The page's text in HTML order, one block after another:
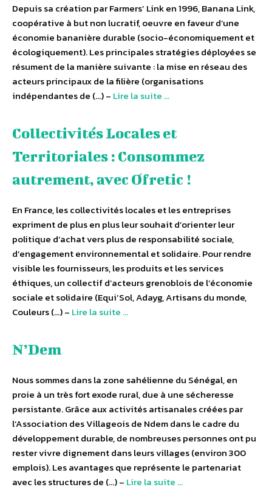
Depuis sa création par Farmers’ Link en 1996, Banana Link,
coopérative à but non lucratif, oeuvre en faveur d’une
économie bananière durable (socio-économiquement et
écologiquement). Les principales stratégies déployées se
résument de la manière suivante : la mise en réseau des
acteurs principaux de la filière (organisations
indépendantes de (…) – Lire la suite …
Collectivités Locales et
Territoriales : Consommez
autrement, avec Ofretic !
En France, les collectivités locales et les entreprises
expriment de plus en plus leur souhait d’orienter leur
politique d’achat vers plus de responsabilité sociale,
d’engagement environnemental et solidaire. Pour rendre
visible les fournisseurs, les produits et les services
éthiques, un collectif d’acteurs grenoblois de l’économie
sociale et solidaire (Equi’Sol, Adayg, Artisans du monde,
Couleurs (…) – Lire la suite …
N’Dem
Nous sommes dans la zone sahélienne du Sénégal, en
proie à un très fort exode rural, due à une sécheresse
persistante. Grâce aux activités artisanales créées par
l’Association des Villageois de Ndem dans le cadre du
développement durable, de nombreuses personnes ont pu
rester vivre dignement dans leurs villages (environ 300
emplois). Les avantages que représente le partenariat
avec les structures de (…) – Lire la suite …